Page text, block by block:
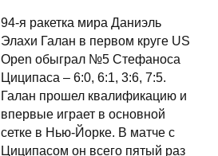
94-я ракетка мира Даниэль
Элахи Галан в первом круге US
Open обыграл №5 Стефаноса
Циципаса – 6:0, 6:1, 3:6, 7:5.
Галан прошел квалификацию и
впервые играет в основной
сетке в Нью-Йорке. В матче с
Циципасом он всего пятый раз